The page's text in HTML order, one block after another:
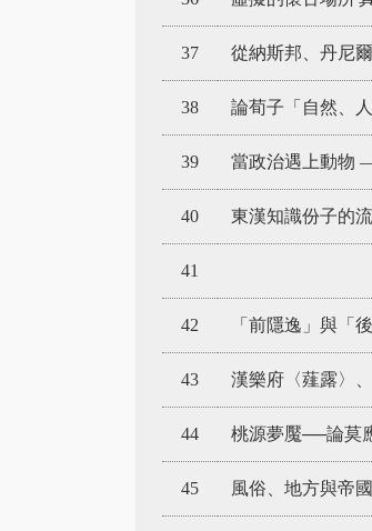
37 從納斯邦、丹尼
38 論荀子「自然、
39 當政治遇上動物
40 東漢知識份子的
41
42 「前隱逸」與「
43 漢樂府〈薤露〉
44 桃源夢魘──論莫
45 風俗、地方與帝